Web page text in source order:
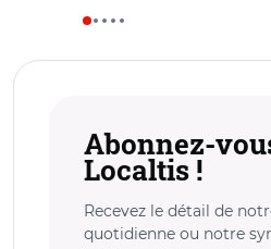
Abonnez-
Localtis !
Recevez le détail de
quotidienne ou notre